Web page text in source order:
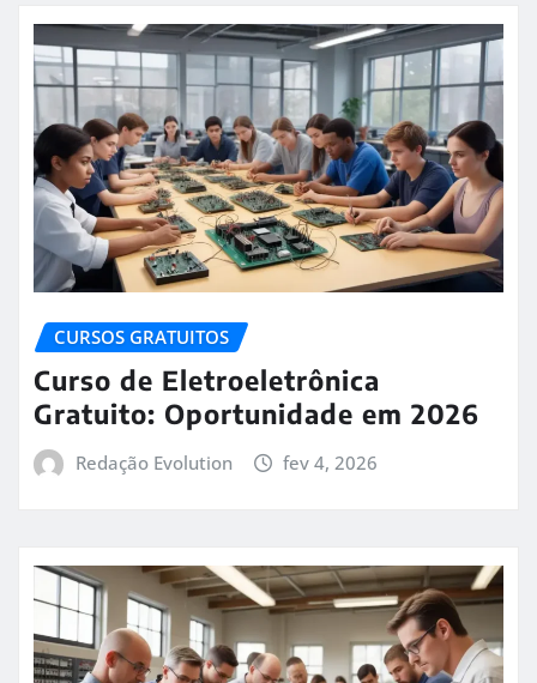
CURSOS GRATUITOS
Curso de Eletroeletrônica
Gratuito: Oportunidade em 2026
Redação Evolution fev 4, 2026